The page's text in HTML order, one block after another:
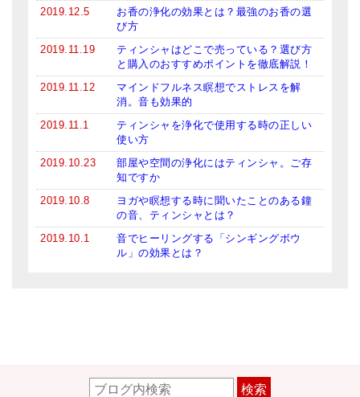
2019.12.5
お香の浄化の効果とは？最強のお香の選
び方
2019.11.19
ティンシャはどこで売っている？選び方
と購入のおすすめポイントを徹底解説！
2019.11.12
マインドフルネス瞑想でストレスを解
消。音も効果的
2019.11.1
ティンシャを浄化で使用する時の正しい
使い方
2019.10.23
部屋や空間の浄化にはティンシャ。ご存
知ですか
2019.10.8
ヨガや瞑想する時に聞いたことのある鐘
の音、ティンシャとは？
2019.10.1
音でヒーリングする「シンギングボウ
ル」の効果とは？
検索